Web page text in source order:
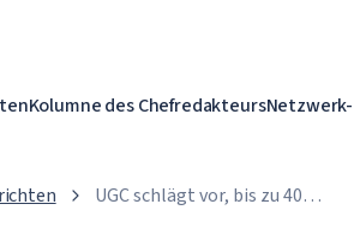
Kolumne des Chefredakteurs
UGC schlägt vor, bis zu 40%